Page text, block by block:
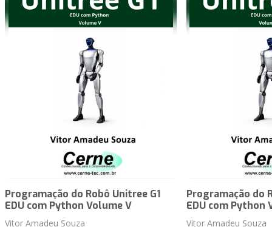
Programação do Robô Unitree G1
EDU com Python Volume V
Vitor Amadeu Souza
Programação do
EDU com Python
Vitor Amadeu Souza